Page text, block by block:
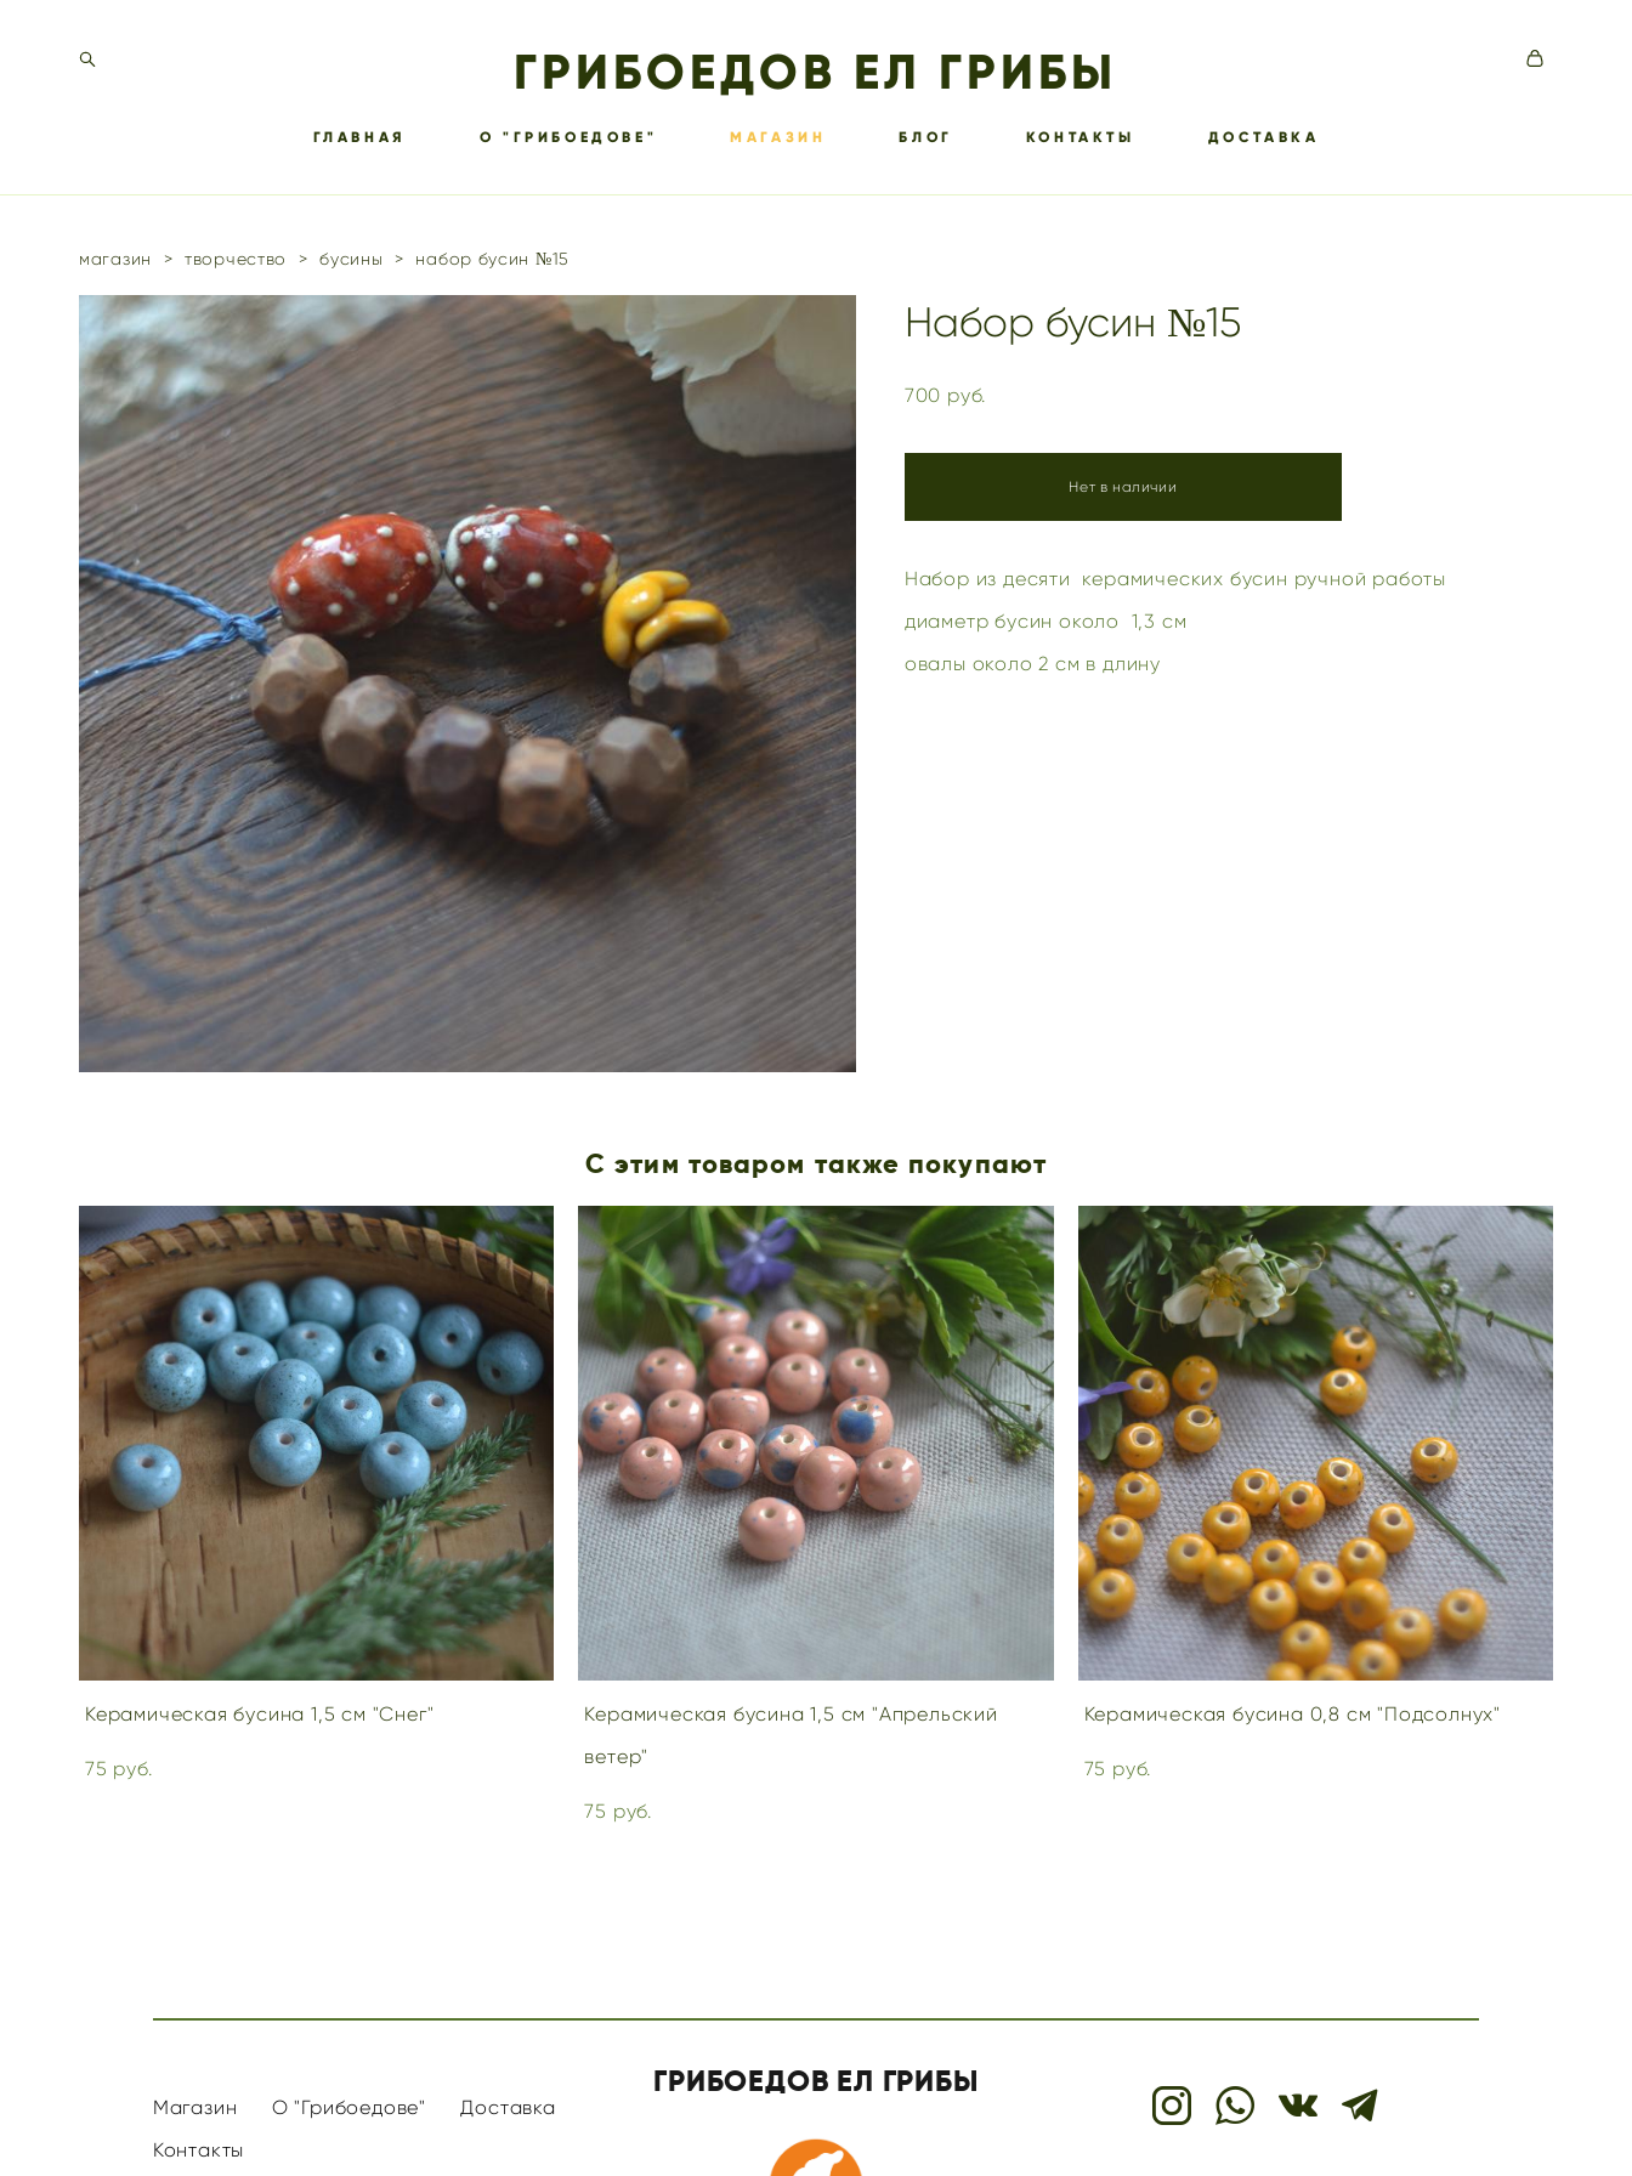
ГРИБОЕДОВ ЕЛ ГРИБЫ
ГЛАВНАЯ О "ГРИБОЕДОВЕ" МАГАЗИН БЛОГ КОНТАКТЫ ДОСТАВКА
магазин > творчество > бусины > набор бусин №15
Набор бусин №15
700 pуб.
Нет в наличии
Набор из десяти керамических бусин ручной работы
диаметр бусин около 1,3 см
овалы около 2 см в длину
С этим товаром также покупают
Керамическая бусина 1,5 см "Снег"
75 pуб.
Керамическая бусина 1,5 см "Апрельский
ветер"
75 pуб.
Керамическая бусина 0,8 см "Подсолнух"
75 pуб.
Магазин О "Грибоедове"
Доставка
Контакты
ГРИБОЕДОВ ЕЛ ГРИБЫ